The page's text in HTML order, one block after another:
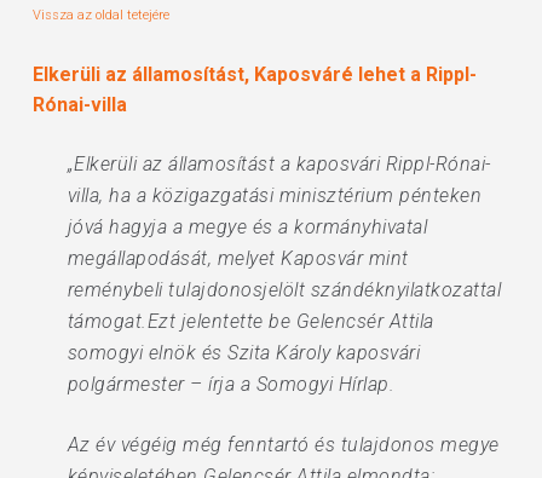
Vissza az oldal tetejére
Elkerüli az államosítást, Kaposváré lehet a Rippl-
Rónai-villa
„Elkerüli az államosítást a kaposvári Rippl-Rónai-
villa, ha a közigazgatási minisztérium pénteken
jóvá hagyja a megye és a kormányhivatal
megállapodását, melyet Kaposvár mint
reménybeli tulajdonosjelölt szándéknyilatkozattal
támogat.Ezt jelentette be Gelencsér Attila
somogyi elnök és Szita Károly kaposvári
polgármester – írja a Somogyi Hírlap.
Az év végéig még fenntartó és tulajdonos megye